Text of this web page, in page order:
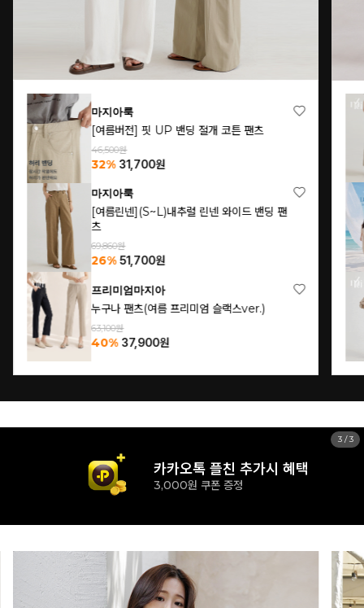
마지아룩
[여름버전] 핏 UP 밴딩 절개 코튼 팬츠
46,500원
32% 31,700원
마지아룩
[여름린넨](S~L)내추럴 린넨 와이드 밴딩 팬
츠
69,860원
26% 51,700원
프리미엄마지아
누구나 팬츠(여름 프리미엄 슬랙스ver.)
63,100원
40% 37,900원
신규 가입시 혜택
15% 즉시할인
1/3